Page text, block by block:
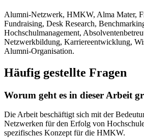
Alumni-Netzwerk, HMKW, Alma Mater,
Fundraising, Desk Research,
Hochschulmanagement,
Netzwerkbildung, Karriereentwicklung,
Alumni-Organisation.
Häufig gestellte Fragen
Worum geht es in dieser Arbeit
Die Arbeit beschäftigt sich mit der
Netzwerken für den Erfolg von
spezifisches Konzept für die HMKW.